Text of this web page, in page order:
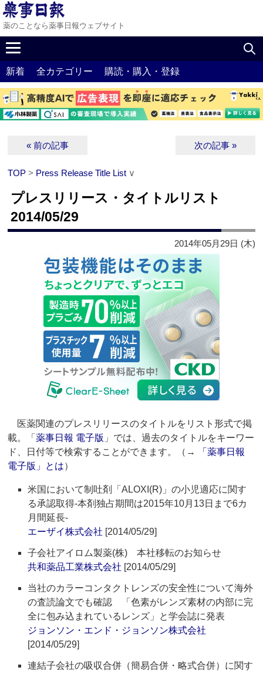
薬のことなら薬事日報ウェブサイト
新着 全カテゴリー 購読・購入・登録
« 前の記事 次の記事 »
TOP > Press Release Title List ∨
プレスリリース・タイトルリスト
2014/05/29
2014年05月29日 (木)
医薬関連のプレスリリースのタイトルをリスト形式で掲
載。「薬事日報 電子版 」では、過去のタイトルをキーワー
ド、日付等で検索することができます。（→
「薬事日報
電子版」とは）
米国において制吐剤「ALOXI(R)」の小児適応に関す
る承認取得‐本剤独占期間は2015年10月13日まで6カ
月間延長‐
エーザイ株式会社 [2014/05/29]
子会社アイロム製薬(株) 本社移転のお知らせ
共和薬品工業株式会社 [2014/05/29]
当社のカラーコンタクトレンズの安全性について海外
の査読論文でも確認 「色素がレンズ素材の内部に完
全に包み込まれているレンズ」と学会誌に発表
ジョンソン・エンド・ジョンソン株式会社
[2014/05/29]
連結子会社の吸収合併（簡易合併・略式合併）に関す